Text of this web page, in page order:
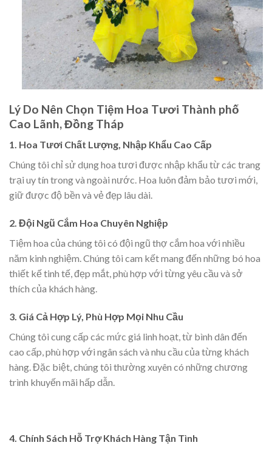
Lý Do Nên Chọn Tiệm Hoa Tươi Thành phố
Cao Lãnh, Đồng Tháp
1. Hoa Tươi Chất Lượng, Nhập Khẩu Cao Cấp
Chúng tôi chỉ sử dụng hoa tươi được nhập khẩu từ các trang
trại uy tín trong và ngoài nước. Hoa luôn đảm bảo tươi mới,
giữ được độ bền và vẻ đẹp lâu dài.
2. Đội Ngũ Cắm Hoa Chuyên Nghiệp
Tiệm hoa của chúng tôi có đội ngũ thợ cắm hoa với nhiều
năm kinh nghiệm. Chúng tôi cam kết mang đến những bó hoa
thiết kế tinh tế, đẹp mắt, phù hợp với từng yêu cầu và sở
thích của khách hàng.
3. Giá Cả Hợp Lý, Phù Hợp Mọi Nhu Cầu
Chúng tôi cung cấp các mức giá linh hoạt, từ bình dân đến
cao cấp, phù hợp với ngân sách và nhu cầu của từng khách
hàng. Đặc biệt, chúng tôi thường xuyên có những chương
trình khuyến mãi hấp dẫn.
4. Chính Sách Hỗ Trợ Khách Hàng Tận Tình